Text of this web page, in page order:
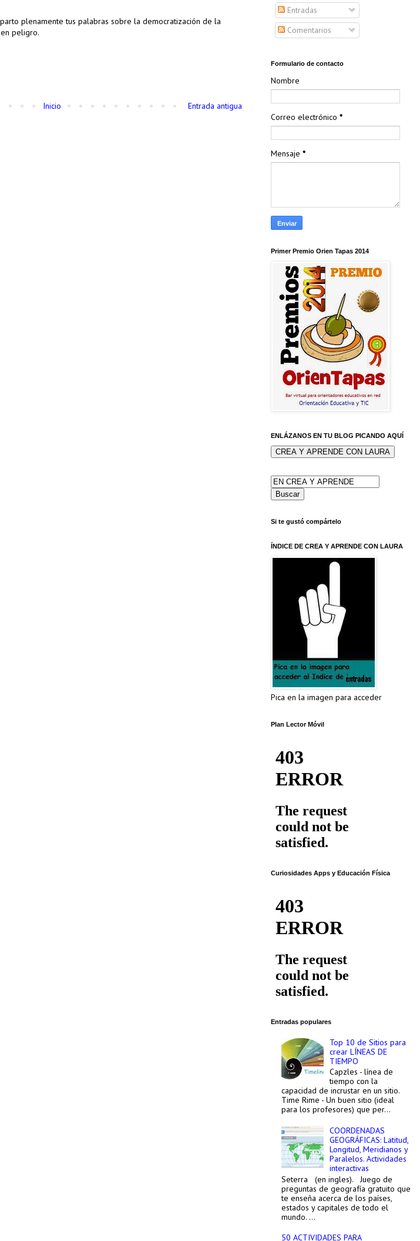
plenamente tus palabras sobre la democratización de la
peligro.
Entrada antigua
Inicio
Entradas
Comentarios
Formulario de contacto
Nombre
Correo electrónico *
Mensaje *
Primer Premio Orien Tapas 2014
ENLÁZANOS EN TU BLOG PICANDO AQUÍ
Si te gustó compártelo
ÍNDICE DE CREA Y APRENDE CON LAURA
Pica en la imagen para acceder
Plan Lector Móvil
Curiosidades Apps y Educación Física
Entradas populares
Top 10 de Sitios para
crear LÍNEAS DE
TIEMPO
Capzles - línea de
tiempo con la
capacidad de incrustar en un sitio.
Time Rime - Un buen sitio (ideal
para los profesores) que per...
COORDENADAS
GEOGRÁFICAS: Latitud,
Longitud, Meridianos y
Paralelos. Actividades
interactivas
Seterra (en ingles). Juego de
preguntas de geografía gratuito que
te enseña acerca de los países,
estados y capitales de todo el
mundo. ...
50 ACTIVIDADES PARA